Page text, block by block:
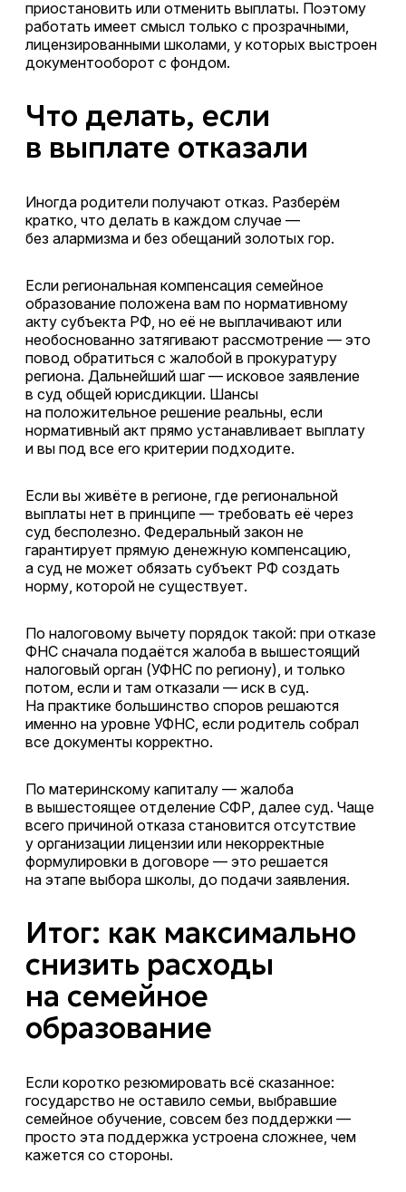
приостановить или отменить выплаты. Поэтому
работать имеет смысл только с прозрачными,
лицензированными школами, у которых выстроен
документооборот с фондом.
Что делать, если
в выплате отказали
Иногда родители получают отказ. Разберём
кратко, что делать в каждом случае —
без алармизма и без обещаний золотых гор.
Если региональная компенсация семейное
образование положена вам по нормативному
акту субъекта РФ, но её не выплачивают или
необоснованно затягивают рассмотрение — это
повод обратиться с жалобой в прокуратуру
региона. Дальнейший шаг — исковое заявление
в суд общей юрисдикции. Шансы
на положительное решение реальны, если
нормативный акт прямо устанавливает выплату
и вы под все его критерии подходите.
Если вы живёте в регионе, где региональной
выплаты нет в принципе — требовать её через
суд бесполезно. Федеральный закон не
гарантирует прямую денежную компенсацию,
а суд не может обязать субъект РФ создать
норму, которой не существует.
По налоговому вычету порядок такой: при отказе
ФНС сначала подаётся жалоба в вышестоящий
налоговый орган (УФНС по региону), и только
потом, если и там отказали — иск в суд.
На практике большинство споров решаются
именно на уровне УФНС, если родитель собрал
все документы корректно.
По материнскому капиталу — жалоба
в вышестоящее отделение СФР, далее суд. Чаще
всего причиной отказа становится отсутствие
у организации лицензии или некорректные
формулировки в договоре — это решается
на этапе выбора школы, до подачи заявления.
Итог: как максимально
снизить расходы
на семейное
образование
Если коротко резюмировать всё сказанное:
государство не оставило семьи, выбравшие
семейное обучение, совсем без поддержки —
просто эта поддержка устроена сложнее, чем
кажется со стороны.